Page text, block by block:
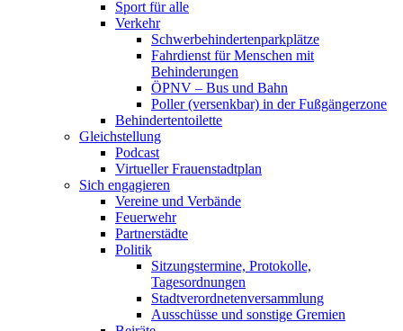
Sport für alle
Verkehr
Schwerbehindertenparkplätze
Fahrdienst für Menschen mit
Behinderungen
ÖPNV – Bus und Bahn
Poller (versenkbar) in der Fußgängerzone
Behindertentoilette
Gleichstellung
Podcast
Virtueller Frauenstadtplan
Sich engagieren
Vereine und Verbände
Feuerwehr
Partnerstädte
Politik
Sitzungstermine, Protokolle,
Tagesordnungen
Stadtverordnetenversammlung
Ausschüsse und sonstige Gremien